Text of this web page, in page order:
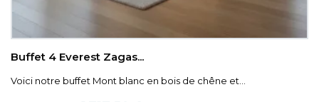
Buffet 4 Everest Zagas...
Voici notre buffet Mont blanc en bois de chêne et...